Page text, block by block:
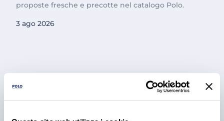
proposte fresche e precotte nel catalogo Polo.
3 ago 2026